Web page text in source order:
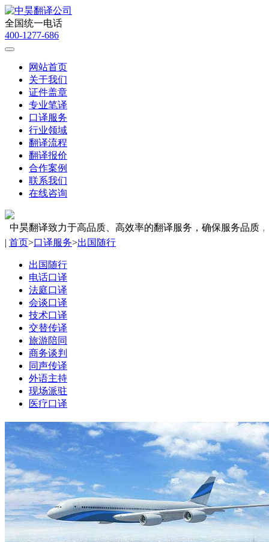
全国统一电话
400-1277-686
网站首页
关于我们
证件盖章
专业笔译
口译服务
行业领域
翻译流程
翻译报价
合作案例
联系我们
在线咨询
昊翻译致力于高品质、高效率的翻译服务，确保服务品质，
| 首页>口译服务>出国随行
出国随行
电话口译
法庭口译
会谈口译
技术口译
交替传译
旅游陪同
商务谈判
同声传译
外语主持
现场派驻
医疗口译